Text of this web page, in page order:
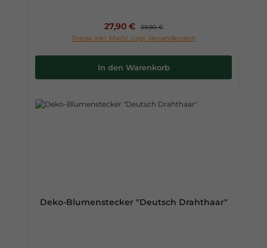
Verkaufspreis:
27,90 € Regulärer Preis:
39,90 €
Preise inkl. MwSt. zzgl. Versandkosten
In den Warenkorb
Deko-Blumenstecker "Deutsch Drahthaar"